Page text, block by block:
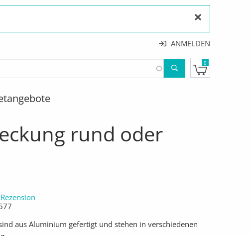
×
ANMELDEN
0
RUND ODER ECKIG
rund oder
aus Aluminium gefertigt und stehen in verschiedenen